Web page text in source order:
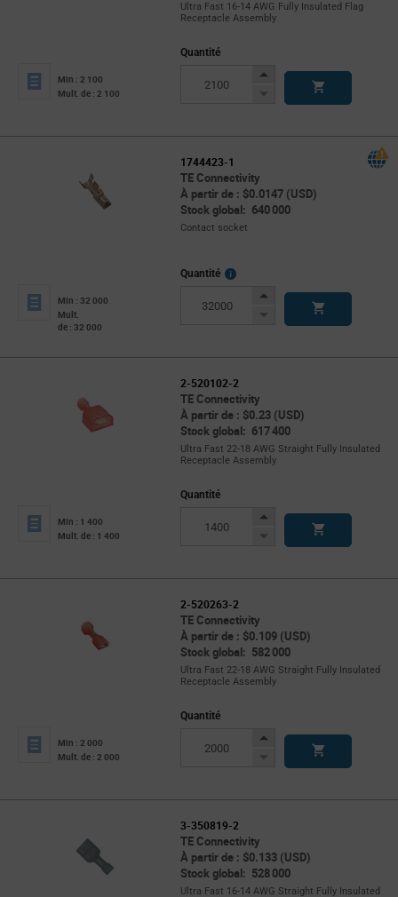
Ultra Fast 16-14 AWG Fully Insulated Flag
Receptacle Assembly
Min : 2 100
Mult. de : 2 100
Quantité
Increase
Decrease
1744423-1
TE Connectivity
À partir de : $0.0147 (USD)
Stock global: 640 000
Contact socket
Min : 32 000
Mult.
de : 32 000
Quantité
More
Increase
Decrease
2-520102-2
TE Connectivity
À partir de : $0.23 (USD)
Stock global: 617 400
Ultra Fast 22-18 AWG Straight Fully Insulated
Receptacle Assembly
Min : 1 400
Mult. de : 1 400
Quantité
Increase
Decrease
2-520263-2
TE Connectivity
À partir de : $0.109 (USD)
Stock global: 582 000
Ultra Fast 22-18 AWG Straight Fully Insulated
Receptacle Assembly
Min : 2 000
Mult. de : 2 000
Quantité
Increase
Decrease
3-350819-2
TE Connectivity
À partir de : $0.133 (USD)
Stock global: 528 000
Ultra Fast 16-14 AWG Straight Fully Insulated